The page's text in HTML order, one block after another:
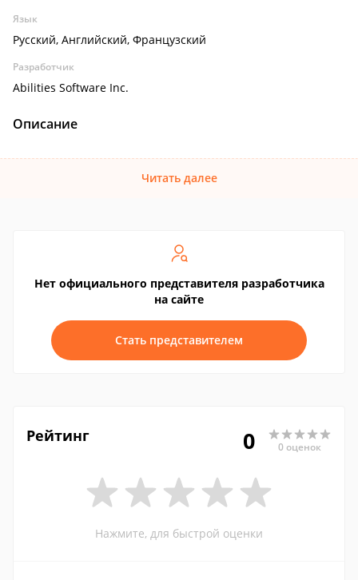
Язык
Русский, Английский, Французский
Разработчик
Abilities Software Inc.
Описание
Читать далее
Нет официального представителя разработчика
на сайте
Стать представителем
Рейтинг 0 0 оценок
Нажмите, для быстрой оценки